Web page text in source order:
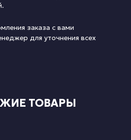
заказа с вами
для уточнения всех
ТОВАРЫ